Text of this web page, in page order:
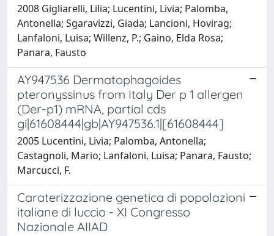
2008 Gigliarelli, Lilia; Lucentini, Livia; Palomba,
Antonella; Sgaravizzi, Giada; Lancioni, Hovirag;
Lanfaloni, Luisa; Willenz, P.; Gaino, Elda Rosa;
Panara, Fausto
AY947536 Dermatophagoides
pteronyssinus from Italy Der p 1 allergen
(Der-p1) mRNA, partial cds
gi|61608444|gb|AY947536.1|[61608444]
2005 Lucentini, Livia; Palomba, Antonella;
Castagnoli, Mario; Lanfaloni, Luisa; Panara, Fausto;
Marcucci, F.
Caraterizzazione genetica di popolazioni
italiane di luccio - XI Congresso
Nazionale AIIAD